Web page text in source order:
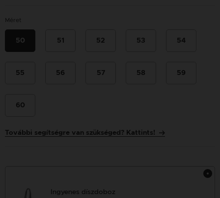
Méret
50 51 52 53 54
55 56 57 58 59
60
További segítségre van szükséged? Kattints!
Ingyenes díszdoboz